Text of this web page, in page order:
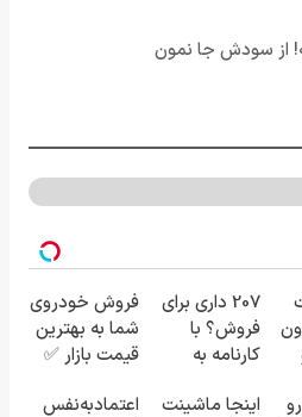
از سودش جا نمون
بدون
207 داری برای
فروش؟ با
کارنامه به
بفروش!
فروش خودروی
شما به بهترین
قیمت بازار ✅
اینجا ماشینت
اعتمادبه‌نفس